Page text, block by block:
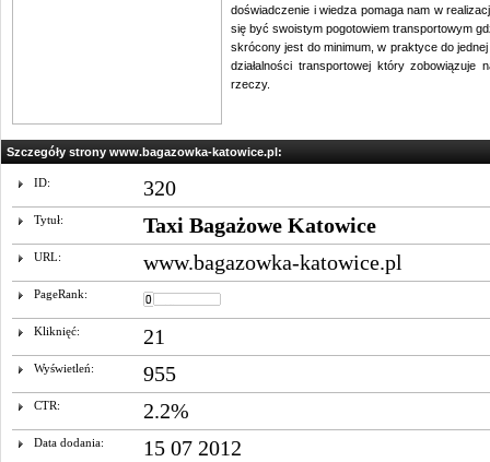
doświadczenie i wiedza pomaga nam w
się być swoistym pogotowiem transportowym
skrócony jest do minimum, w praktyce do
działalności transportowej który
rzeczy.
Szczegóły strony www.bagazowka-katowice.pl:
ID: 320
Tytuł: Taxi Bagażowe Katowice
URL: www.bagazowka-katowice.pl
PageRank:
Kliknięć: 21
Wyświetleń: 955
CTR: 2.2%
Data dodania: 15 07 2012